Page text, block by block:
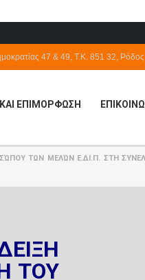
47 & 49, Τ.Κ. 851 32, Ρόδος
ΕΠΙΜΟΡΦΩΣΗ
ΤΩΝ ΜΕΛΏΝ Ε.ΔΙ.Π. ΣΤΗ
ΤΟΥ